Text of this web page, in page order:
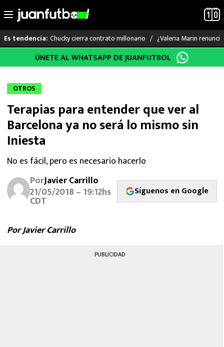
al
Es tendencia: Chucky cierra contrato millonario ¿Valeria Marin
LO ÚLTIMO
LIGA MX
RAYADOS
PUMAS
ATLANTE
SELECCIÓN MEXICANA
FUTBOL INTERNACIONAL
MEXICANOS EN EL EXTRANJERO
ÚNETE AL WHATSAPP DE JUANFUTBOL
OTROS
Terapias para entender que ver al
Barcelona ya no será lo mismo sin
Iniesta
No es fácil, pero es necesario hacerlo
PorJavier Carrillo
21/05/2018 – 19:12hs
CDT
Síguenos en Google
Por Javier Carrillo
PUBLICIDAD